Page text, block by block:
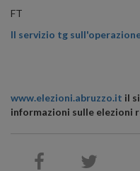
FT
Il servizio tg
www.elezioni.abruzzo.it il
informazioni sulle elezioni